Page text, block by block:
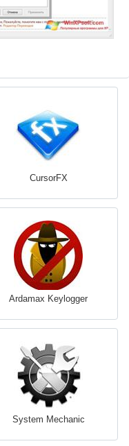
CursorFX
Ardamax Keylogger
System Mechanic